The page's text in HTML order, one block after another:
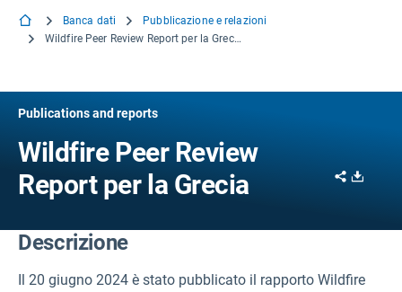
Banca dati
Pubblicazione e relazioni
Wildfire Peer Review Report per la Grecia
Publications and reports
Wildfire Peer Review
Report per la Grecia
Share
Descrizione
Il 20 giugno 2024 è stato pubblicato il rapporto Wildfire